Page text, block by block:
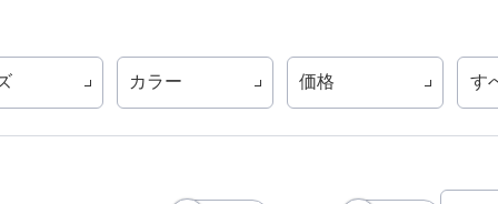
カラー 価格 す